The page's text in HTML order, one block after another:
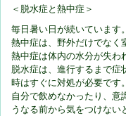
＜脱水症と熱中症＞
毎日暑い日が続いています
熱中症は、野外だけでなく
熱中症は体内の水分が失わ
脱水症は、進行するまで症
時はすぐに対処が必要です
自分で飲めなかったり、意
うなる前から気をつけない